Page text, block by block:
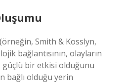
Smith & Kosslyn,
bağlantısının, olayların
güçlü bir etkisi olduğunu
bağlı olduğu yerin